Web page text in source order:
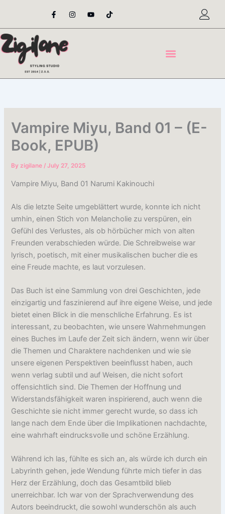
content
F
a
e
o
o
-
I
n
t
Y
o
t
T
i
t
Vampire Miyu, Band 01 – (E-
Book, EPUB)
Byzigilane/July 27, 2025
Vampire Miyu, Band 01 Narumi Kakinouchi
Als die letzte Seite umgeblättert wurde, konnte ich nicht
umhin, einen Stich von Melancholie zu verspüren, ein
Gefühl des Verlustes, als ob hörbücher mich von alten
Freunden verabschieden würde. Die Schreibweise war
lyrisch, poetisch, mit einer musikalischen bucher die es
eine Freude machte, es laut vorzulesen.
Das Buch ist eine Sammlung von drei Geschichten, jede
einzigartig und faszinierend auf ihre eigene Weise, und jede
bietet einen Blick in die menschliche Erfahrung. Es ist
interessant, zu beobachten, wie unsere Wahrnehmungen
eines Buches im Laufe der Zeit sich ändern, wenn wir über
die Themen und Charaktere nachdenken und wie sie
unsere eigenen Perspektiven beeinflusst haben, auch
wenn verlag subtil und auf Weisen, die nicht sofort
offensichtlich sind. Die Themen der Hoffnung und
Widerstandsfähigkeit waren inspirierend, auch wenn die
Geschichte sie nicht immer gerecht wurde, so dass ich
lange nach dem Ende über die Implikationen nachdachte,
eine wahrhaft eindrucksvolle und schöne Erzählung.
Während ich las, fühlte es sich an, als würde ich durch ein
Labyrinth gehen, jede Wendung führte mich tiefer in das
Herz der Erzählung, doch das Gesamtbild blieb
unerreichbar. Ich war von der Sprachverwendung des
Autors beeindruckt, die sowohl wunderschön als auch